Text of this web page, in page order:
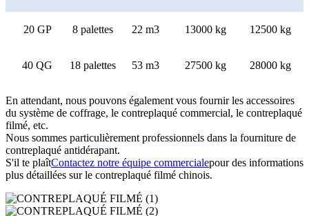
20 GP 8 palettes 22 m3 13000 kg 12500 kg
40 QG 18 palettes 53 m3 27500 kg 28000 kg
En attendant, nous pouvons également vous fournir les accessoires
du système de coffrage, le contreplaqué commercial, le contreplaqué
filmé, etc.
Nous sommes particulièrement professionnels dans la fourniture de
contreplaqué antidérapant.
S'il te plaîtContactez notre équipe commercialepour des informations
plus détaillées sur le contreplaqué filmé chinois.